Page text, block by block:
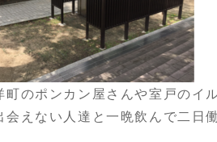
町のポンカン屋さんや室戸のイ
会えない人達と一晩飲んで二日働